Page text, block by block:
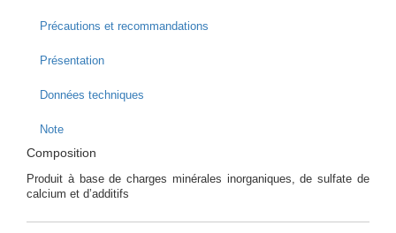
Précautions et recommandations
Présentation
Données techniques
Note
Composition
Produit à base de charges minérales inorganiques, de sulfate de
calcium et d’additifs